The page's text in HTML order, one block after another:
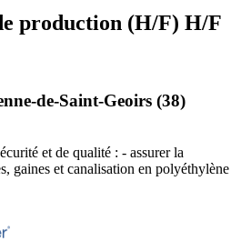
production (H/F) H/F
de-Saint-Geoirs (38)
et de qualité : - assurer la
gaines et canalisation en polyéthylène